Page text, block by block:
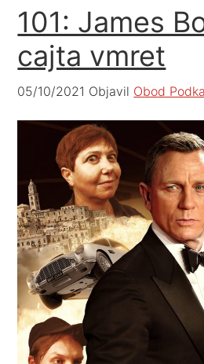
101: James
cajta vmret
05/10/2021 Objavil Obod